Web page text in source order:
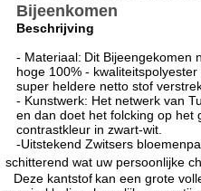
Bijeenkomen
Beschrijving
- Materiaal: Dit Bijeengekomen
hoge 100% -
super heldere netto stof
- Kunstwerk: Het netwerk van
en dan doet het folcking op het
contrastkleur in zwart-wit.
-Uitstekend Zwitsers
schitterend wat uw persoonlijke
Deze kantstof kan een grote